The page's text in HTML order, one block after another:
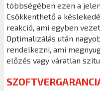
többségében ezen a
Csökkenthető a
reakció, ami egyben
Optimalizálás után
rendelkezni, ami
előzés vagy váratlan